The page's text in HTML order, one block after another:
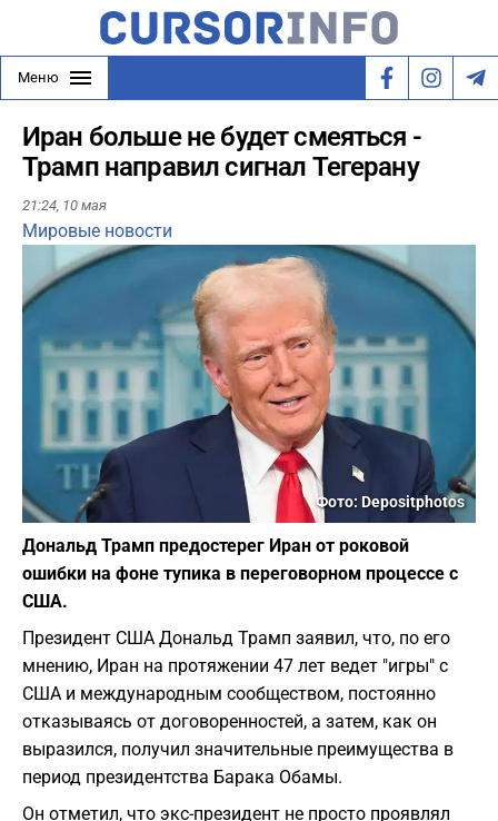
Меню
Иран больше не будет смеяться -
Трамп направил сигнал Тегерану
21:24, 10 мая
Мировые новости
Фото: Depositphotos
Дональд Трамп предостерег Иран от роковой
ошибки на фоне тупика в переговорном процессе с
США.
Президент США Дональд Трамп заявил, что, по его
мнению, Иран на протяжении 47 лет ведет "игры" с
США и международным сообществом, постоянно
отказываясь от договоренностей, а затем, как он
выразился, получил значительные преимущества в
период президентства Барака Обамы.
Он отметил, что экс-президент не просто проявлял